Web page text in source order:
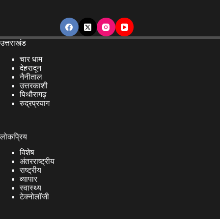
उत्तराखंड
चार धाम
देहरादून
नैनीताल
उत्तरकाशी
पिथौरागढ़
रुद्रप्रयाग
लोकप्रिय
विशेष
अंतरराष्ट्रीय
राष्ट्रीय
व्यापार
स्वास्थ्य
टेक्नोलॉजी